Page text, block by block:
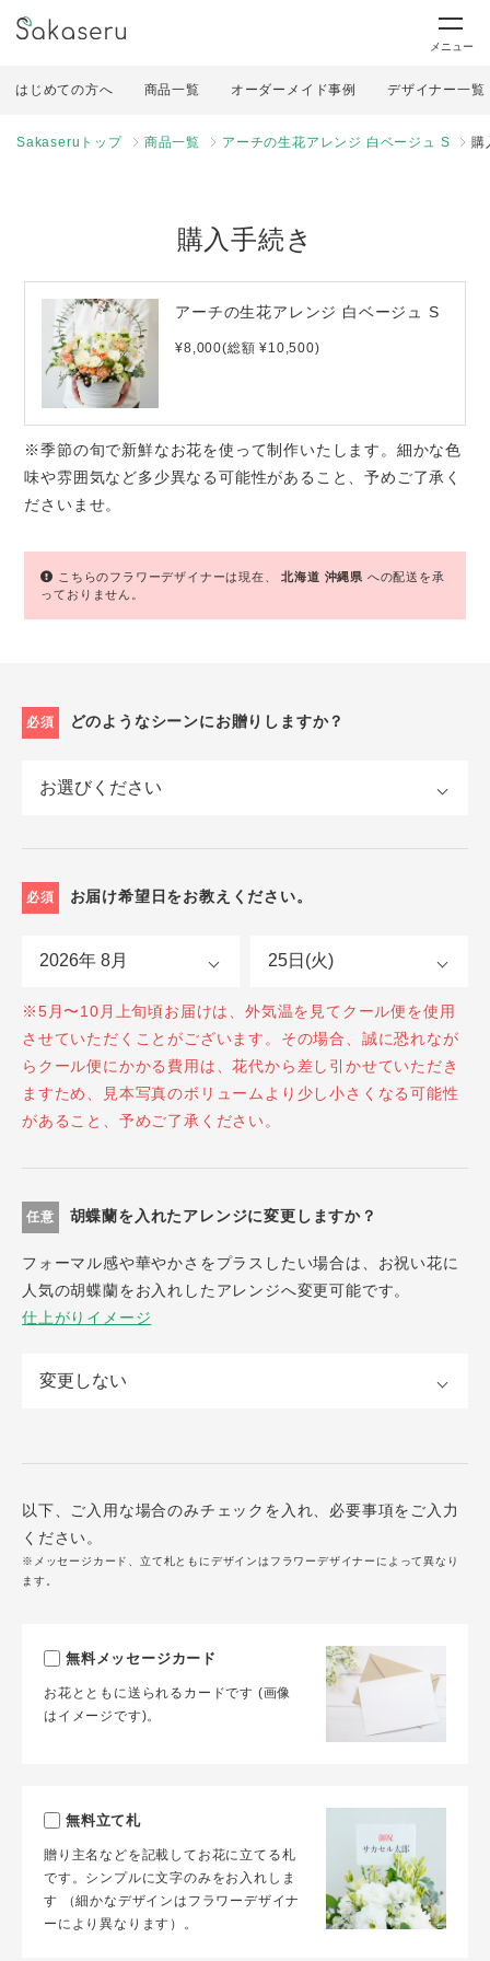
メニュー
はじめての方へ 商品一覧 オーダーメイド事例 デザイナー一覧
Sakaseruトップ 商品一覧 アーチの生花アレンジ 白ベージュ S 購
購入手続き
アーチの生花アレンジ 白ベージュ S
¥8,000(総額 ¥10,500)
※季節の旬で新鮮なお花を使って制作いたします。細かな色
味や雰囲気など多少異なる可能性があること、予めご了承く
ださいませ。
こちらのフラワーデザイナーは現在、北海道 沖縄県 への配送を承
っておりません。
必須 どのようなシーンにお贈りしますか？
必須 お届け希望日をお教えください。
※5月〜10月上旬頃お届けは、外気温を見てクール便を使用
させていただくことがございます。その場合、誠に恐れなが
らクール便にかかる費用は、花代から差し引かせていただき
ますため、見本写真のボリュームより少し小さくなる可能性
があること、予めご了承ください。
任意 胡蝶蘭を入れたアレンジに変更しますか？
フォーマル感や華やかさをプラスしたい場合は、お祝い花に
人気の胡蝶蘭をお入れしたアレンジへ変更可能です。
仕上がりイメージ
以下、ご入用な場合のみチェックを入れ、必要事項をご入力
ください。
※メッセージカード、立て札ともにデザインはフラワーデザイナーによって異なり
ます。
無料メッセージカード
お花とともに送られるカードです (画像
はイメージです)。
無料立て札
贈り主名などを記載してお花に立てる札
です。シンプルに文字のみをお入れしま
す （細かなデザインはフラワーデザイナ
ーにより異なります）。